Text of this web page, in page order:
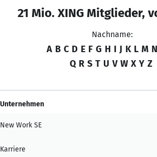
21 Mio. XING Mitglieder,
Nachname:
A B C D E F G H I J K L M N
Q R S T U V W X Y Z
Unternehmen
New Work SE
Karriere